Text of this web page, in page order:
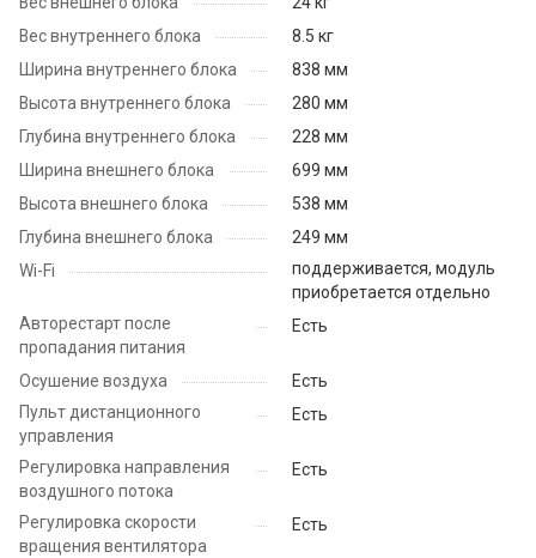
Вес внутреннего блока
8.5 кг
Ширина внутреннего блока
838 мм
Высота внутреннего блока
280 мм
Глубина внутреннего блока
228 мм
Ширина внешнего блока
699 мм
Высота внешнего блока
538 мм
Глубина внешнего блока
249 мм
Wi-Fi
поддерживается, модуль
приобретается отдельно
Авторестарт после
пропадания питания
Есть
Осушение воздуха
Есть
Пульт дистанционного
управления
Есть
Регулировка направления
воздушного потока
Есть
Регулировка скорости
вращения вентилятора
Есть